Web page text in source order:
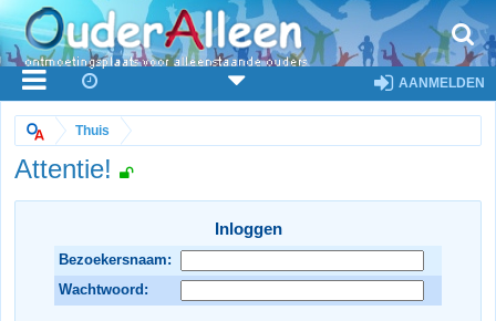
AANMELDEN
Thuis
Attentie!
Inloggen
Bezoekersnaam:
Wachtwoord: